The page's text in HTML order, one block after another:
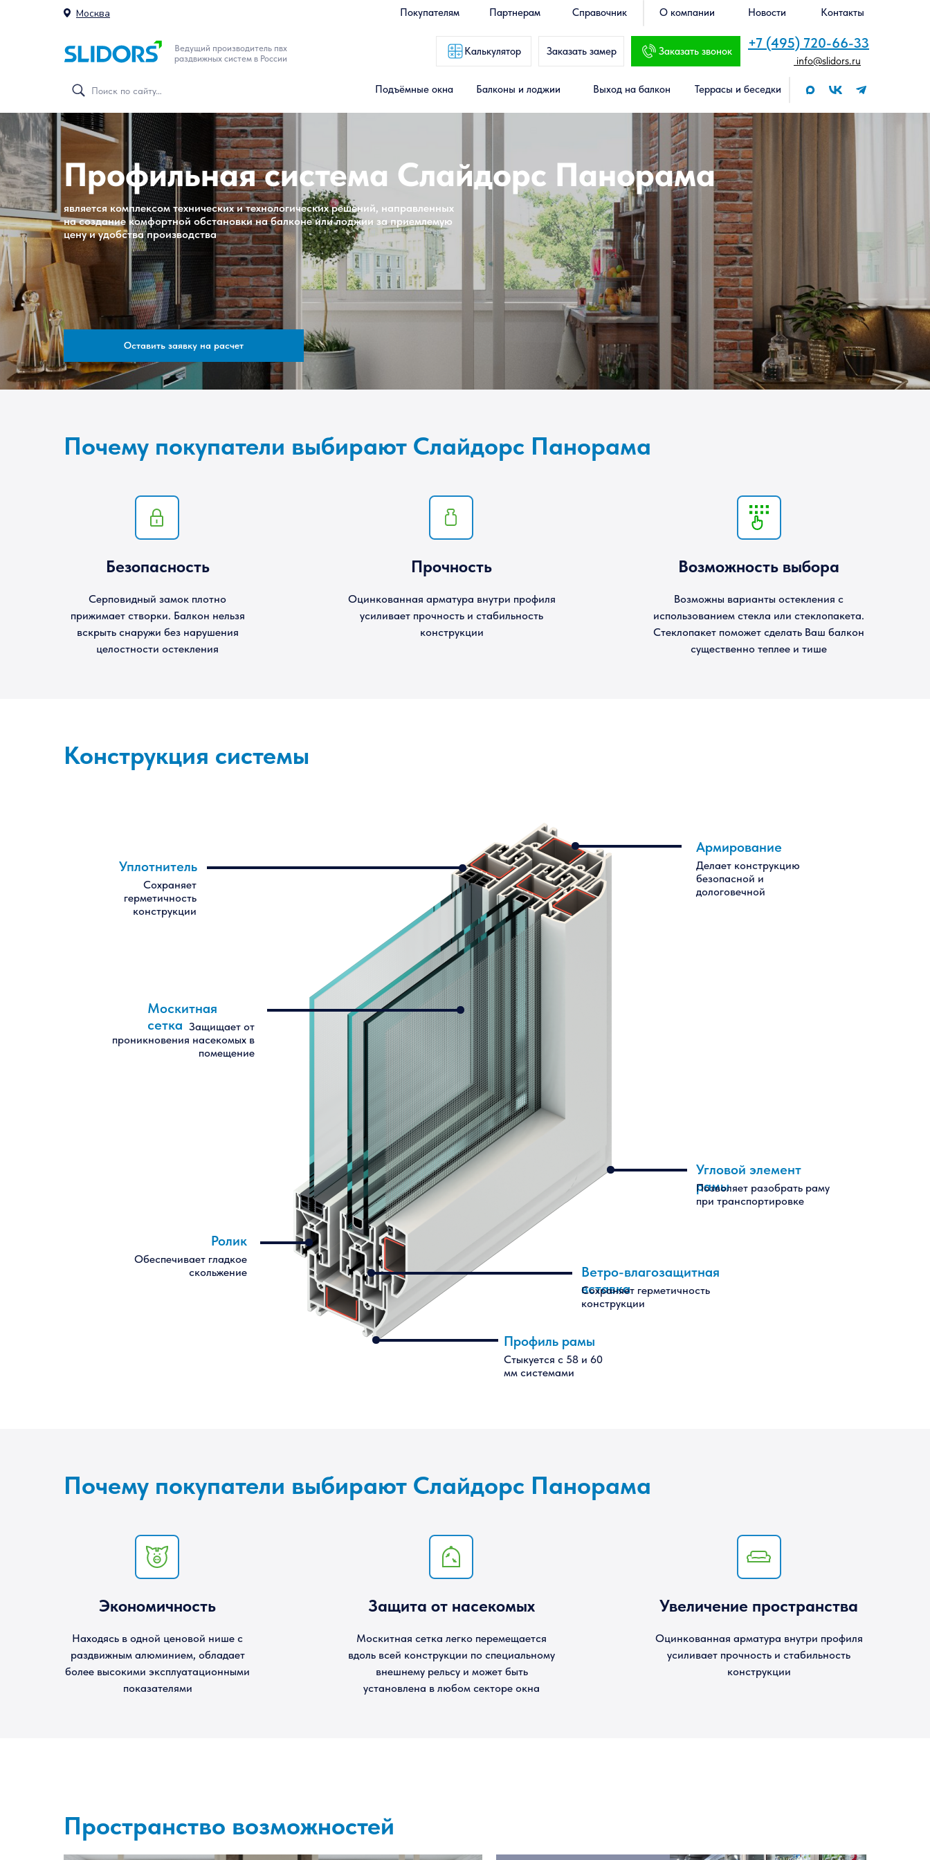
Москва
Калькулятор Заказать замер Заказать звонок +7 (495) 720-66-33
Покупателям Партнерам Справочник
Террасы и беседки
Выход на балкон
Балконы и лоджии
Подъёмные окна
О компании Новости Контакты
Ведущий производитель пвх
раздвижных систем в России
info@slidors.ru
Профильная система Слайдорс Панорама
является комплексом технических и технологических решений, направленных
на создание комфортной обстановки на балконе или лоджии за приемлемую
цену и удобства производства
Оставить заявку на расчет
Оцинкованная арматура внутри профиля
усиливает прочность и стабильность
конструкции
Прочность
Серповидный замок плотно
прижимает створки. Балкон нельзя
вскрыть снаружи без нарушения
целостности остекления
Безопасность
Почему покупатели выбирают Слайдорс Панорама
Возможны варианты остекления с
использованием стекла или стеклопакета.
Стеклопакет поможет сделать Ваш балкон
существенно теплее и тише
Возможность выбора
Армирование
Делает конструкцию
безопасной и
дологовечной
Уплотнитель
Сохраняет
герметичность
конструкции
Москитная
сетка Защищает от
проникновения насекомых в
помещение
Конструкция системы
Угловой элемент
рамы
Позволяет разобрать раму
при транспортировке
Ветро-влагозащитная
вставка
Сохраняет герметичность
конструкции
Ролик
Обеспечивает гладкое
скольжение
Профиль рамы
Стыкуется с 58 и 60
мм системами
Москитная сетка легко перемещается
вдоль всей конструкции по специальному
внешнему рельсу и может быть
установлена в любом секторе окна
Защита от насекомых
Находясь в одной ценовой нише с
раздвижным алюминием, обладает
более высокими эксплуатационными
показателями
Экономичность
Почему покупатели выбирают Слайдорс Панорама
Оцинкованная арматура внутри профиля
усиливает прочность и стабильность
конструкции
Увеличение пространства
Пространство возможностей